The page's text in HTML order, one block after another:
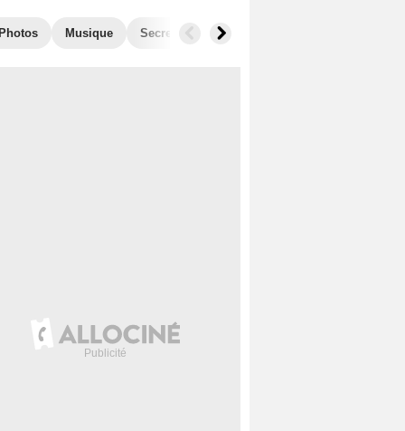
Photos Musique Secrets de tournage